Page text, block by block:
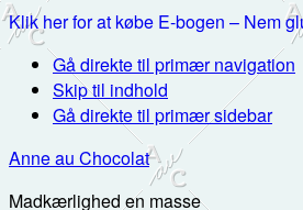
Klik her for at købe E-bogen – Nem
Gå direkte til primær navigation
Skip til indhold
Gå direkte til primær sidebar
Anne au Chocolat
Madkærlighed en masse